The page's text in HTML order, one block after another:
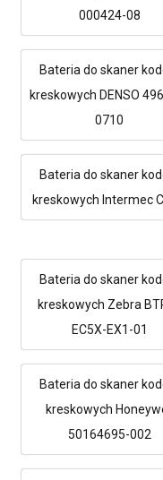
000424-08
Bateria do skaner
kreskowych DENSO
0710
Bateria do skaner
kreskowych Intermec
Bateria do skaner
kreskowych Zebra
EC5X-EX1-01
Bateria do skaner
kreskowych
50164695-002